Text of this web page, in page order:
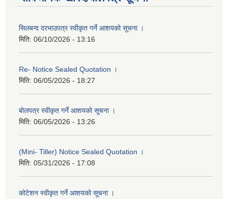
सिलबन्द दरभाउपत्र स्वीकृत गर्ने आशयको सूचना ।
मिति: 06/10/2026 - 13:16
Re- Notice Sealed Quotation ।
मिति: 06/05/2026 - 18:27
बोलपत्र स्वीकृत गर्ने आशयको सूचना ।
मिति: 06/05/2026 - 13:26
(Mini- Tiller) Notice Sealed Quotation ।
मिति: 05/31/2026 - 17:08
कोटेशन स्वीकृत गर्ने आशयको सूचना ।